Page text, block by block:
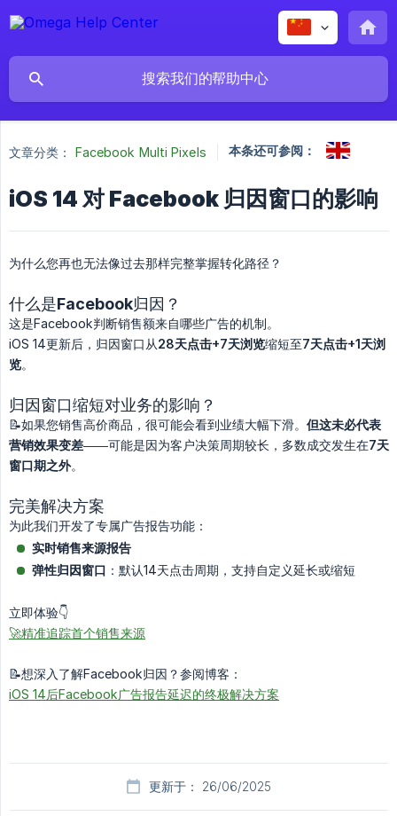
文章分类： Facebook Multi Pixels 本条还可参阅：
iOS 14 对 Facebook 归因窗口的影响
为什么您再也无法像过去那样完整掌握转化路径？
什么是Facebook归因？
这是Facebook判断销售额来自哪些广告的机制。
iOS 14更新后，归因窗口从28天点击+7天浏览缩短至7天点击+1天浏
览。
归因窗口缩短对业务的影响？
📝如果您销售高价商品，很可能会看到业绩大幅下滑。 但这未必代表
营销效果变差——可能是因为客户决策周期较长，多数成交发生在7天
窗口期之外。
完美解决方案
为此我们开发了专属广告报告功能：
实时销售来源报告
弹性归因窗口 ：默认14天点击周期，支持自定义延长或缩短
立即体验👇
🚀精准追踪首个销售来源
📝想深入了解Facebook归因？参阅博客：
iOS 14后Facebook广告报告延迟的终极解决方案
更新于： 26/06/2025